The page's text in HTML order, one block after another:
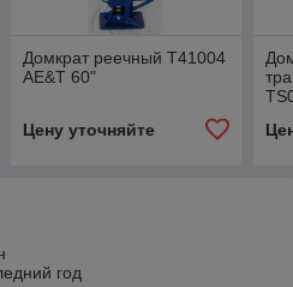
Домкрат реечный Т41004
AE&T 60"
Цену уточняйте
год